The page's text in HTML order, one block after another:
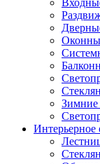
Зимние
Интерьерное